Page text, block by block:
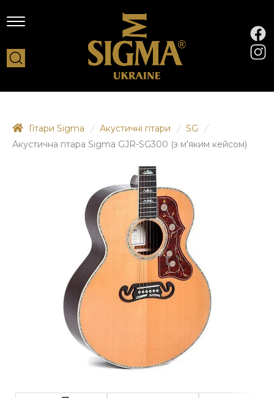
Гітари Sigma / Акустичні гітари / SG
/
Акустична гітара Sigma GJR-SG300 (з м'яким кейсом)